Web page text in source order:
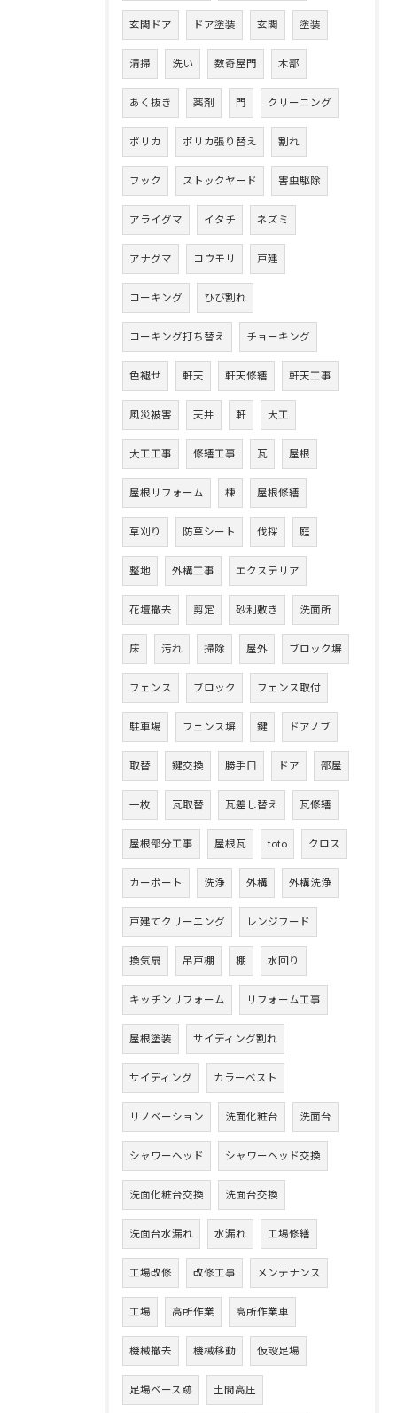
玄関ドア ドア塗装 玄関 塗装
清掃 洗い 数奇屋門 木部
あく抜き 薬剤 門 クリーニング
ポリカ ポリカ張り替え 割れ
フック ストックヤード 害虫駆除
アライグマ イタチ ネズミ
アナグマ コウモリ 戸建
コーキング ひび割れ
コーキング打ち替え チョーキング
色褪せ 軒天 軒天修繕 軒天工事
風災被害 天井 軒 大工
大工工事 修繕工事 瓦 屋根
屋根リフォーム 棟 屋根修繕
草刈り 防草シート 伐採 庭
整地 外構工事 エクステリア
花壇撤去 剪定 砂利敷き 洗面所
床 汚れ 掃除 屋外 ブロック塀
フェンス ブロック フェンス取付
駐車場 フェンス塀 鍵 ドアノブ
取替 鍵交換 勝手口 ドア 部屋
一枚 瓦取替 瓦差し替え 瓦修繕
屋根部分工事 屋根瓦 toto クロス
カーポート 洗浄 外構 外構洗浄
戸建てクリーニング レンジフード
換気扇 吊戸棚 棚 水回り
キッチンリフォーム リフォーム工事
屋根塗装 サイディング割れ
サイディング カラーベスト
リノベーション 洗面化粧台 洗面台
シャワーヘッド シャワーヘッド交換
洗面化粧台交換 洗面台交換
洗面台水漏れ 水漏れ 工場修繕
工場改修 改修工事 メンテナンス
工場 高所作業 高所作業車
機械撤去 機械移動 仮設足場
足場ベース跡 土間高圧